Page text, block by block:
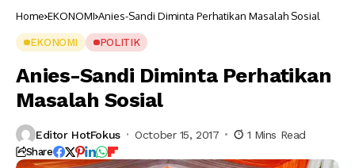
Home EKONOMI Anies-Sandi Diminta Perhatikan Masalah Sosial
EKONOMI POLITIK
Anies-Sandi Diminta Perhatikan
Masalah Sosial
Editor HotFokus October 15, 2017 1 Mins Read
Share